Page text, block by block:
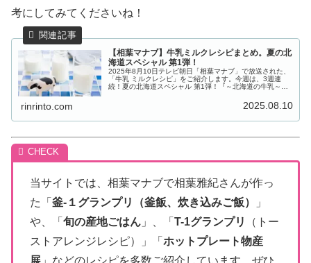
考にしてみてくださいね！
【相葉マナブ】牛乳ミルクレシピまとめ。夏の北
海道スペシャル 第1弾！
2025年8月10日テレビ朝日「相葉マナブ」で放送された、
「牛乳 ミルクレシピ」をご紹介します。今週は、3週連
続！夏の北海道スペシャル 第1弾！『～北海道の牛乳～&
rinrinto.com 2025.08.10
当サイトでは、相葉マナブで相葉雅紀さんが作っ
た「 釜-１グランプリ（釜飯、炊き込みご飯）
」
や、「 旬の産地ごはん 」、「 T-1グランプリ
（トー
ストアレンジレシピ）」「 ホットプレート物産